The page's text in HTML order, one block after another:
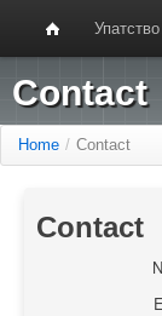
Contact
Home / Contact
Contact